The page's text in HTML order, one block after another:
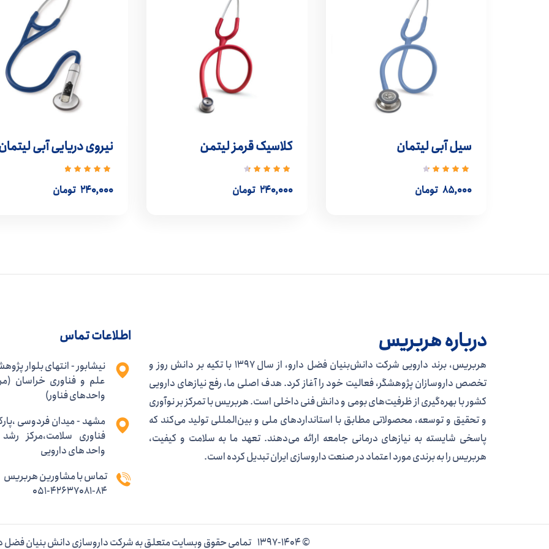
سیل آبی لیتمان
4.50 از
5
۸۵,۰۰۰ تومان
کلاسیک قرمز لیتمن
4.50از
5
۲۴۰,۰۰۰ تومان
نیروی دریایی آبی
5.00از
5
۲۴۰,۰۰۰ تومان
درباره هربریس
هربریس، برند دارویی شرکت دانش‌بنیان فضل دارو، از سال ۱۳۹۷ با تکیه بر دانش روز و
تخصص داروسازان پژوهشگر، فعالیت خود را آغاز کرد. هدف اصلی ما، رفع نیازهای دارویی
کشور با بهره‌گیری از ظرفیت‌های بومی و دانش فنی داخلی است. هربریس با تمرکز بر نوآوری
و تحقیق و توسعه، محصولاتی مطابق با استانداردهای ملی و بین‌المللی تولید می‌کند که
پاسخی شایسته به نیازهای درمانی جامعه ارائه می‌دهند. تعهد ما به سلامت و کیفیت،
هربریس را به برندی مورد اعتماد در صنعت داروسازی ایران تبدیل کرده است.
اطلاعات تماس
نیشابور - انتهای بلوار
علم و فناوری خراسان
واحدهای فناور)
مشهد - میدان فردوسی
فناوری سلامت،مرکز
واحد های دارویی
تماس با مشاورین هربریس
051-42637081-84
© 1397-1404 تمامی حقوق وبسایت متعلق به شرکت داروسازی دانش بنیان فضل دارو است.